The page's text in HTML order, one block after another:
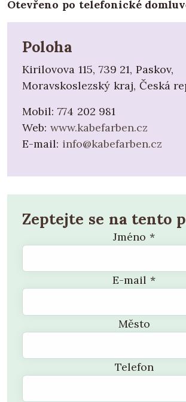
Otevřeno po telefonické
Poloha
Kirilovova 115, 739 21, Paskov,
Moravskoslezský kraj, Česká
Mobil: 774 202 981
Web: www.kabefarben.cz
E-mail: info@kabefarben.cz
Zeptejte se na tento
Jméno *
E-mail *
Město
Telefon